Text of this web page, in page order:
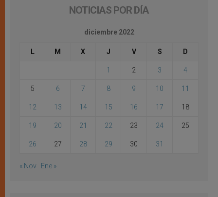
NOTICIAS POR DÍA
diciembre 2022
L M X J V S D
1 2 3 4
5 6 7 8 9 10 11
12 13 14 15 16 17 18
19 20 21 22 23 24 25
26 27 28 29 30 31
« Nov Ene »